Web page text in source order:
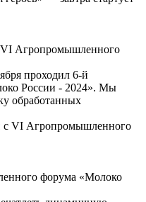
Агропромышленного
проходил 6-й
России - 2024». Мы
обработанных
форума «Молоко